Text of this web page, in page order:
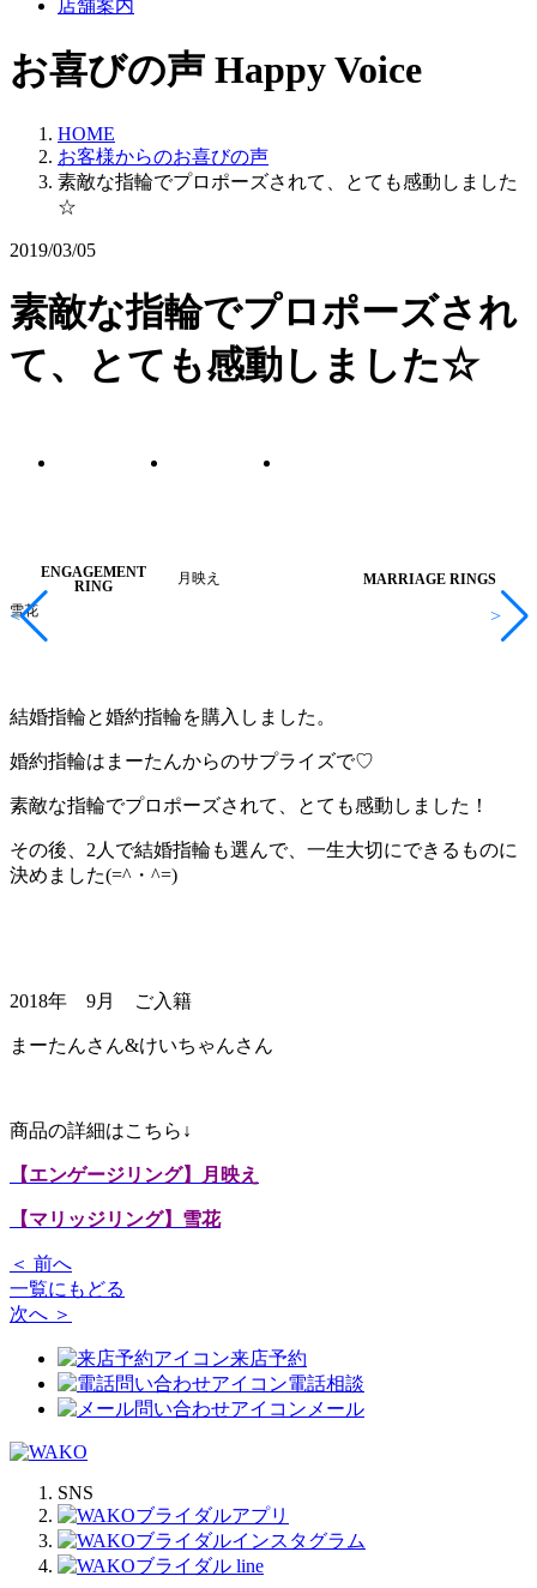
< >
店舗案内
お喜びの声 Happy Voice
HOME
お客様からのお喜びの声
素敵な指輪でプロポーズされて、とても感動しました
☆
2019/03/05
素敵な指輪でプロポーズされ
て、とても感動しました☆
ENGAGEMENT
RING
月映え
MARRIAGE RINGS
雪花
結婚指輪と婚約指輪を購入しました。
婚約指輪はまーたんからのサプライズで♡
素敵な指輪でプロポーズされて、とても感動しました！
その後、2人で結婚指輪も選んで、一生大切にできるものに
決めました(=^・^=)
2018年 9月 ご入籍
まーたんさん&けいちゃんさん
商品の詳細はこちら↓
【エンゲージリング】月映え
【マリッジリング】雪花
＜ 前へ
一覧にもどる
次へ ＞
来店予約
電話相談
メール
SNS